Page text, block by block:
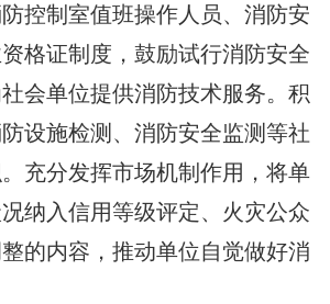
控制室值班操作人员、消防安
格证制度，鼓励试行消防安全
会单位提供消防技术服务。积
设施检测、消防安全监测等社
充分发挥市场机制作用，将单
纳入信用等级评定、火灾公众
的内容，推动单位自觉做好消